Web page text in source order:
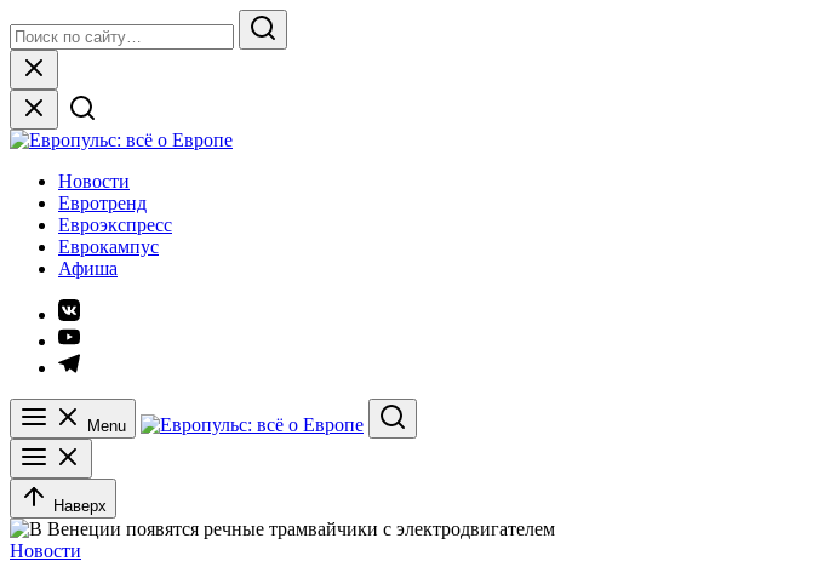
to
content
for:
Search
Close
Европульс: всё о Европе
Новости
Евротренд
Евроэкспресс
Еврокампус
Афиша
Элемент
меню
Элемент
меню
Элемент
Menu
Search
Наверх
Новости